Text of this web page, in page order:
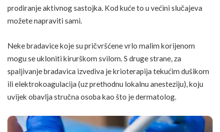
prodiranje aktivnog sastojka. Kod kuće to u većini slučajeva
možete napraviti sami.
Neke bradavice koje su pričvršćene vrlo malim korijenom
mogu se ukloniti kirurškom svilom. S druge strane, za
spaljivanje bradavica izvediva je krioterapija tekućim dušikom
ili elektrokoagulacija (uz prethodnu lokalnu anesteziju), koju
uvijek obavlja stručna osoba kao što je dermatolog.